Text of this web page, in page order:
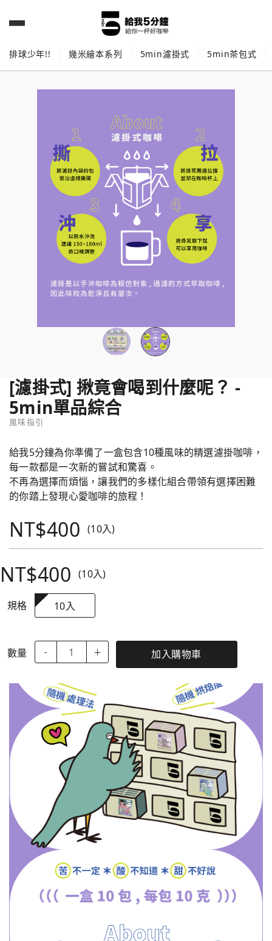
排球少年!! 幾米繪本系列 5min濾掛式 5min茶包式
[濾掛式] 揪竟會喝到什麼呢？ -
5min單品綜合
風味指引
給我5分鐘為你準備了一盒包含10種風味的精選濾掛咖啡，
每一款都是一次新的嘗試和驚喜。
不再為選擇而煩惱，讓我們的多樣化組合帶領有選擇困難
的你踏上發現心愛咖啡的旅程！
NT$400 (10入)
NT$400 (10入)
規格 10入
數量 - ＋ 加入購物車